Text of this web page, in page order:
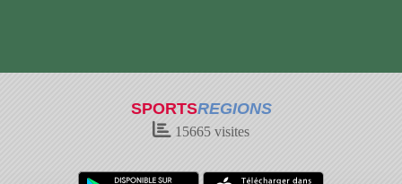
SPORTSREGIONS
15665 visites